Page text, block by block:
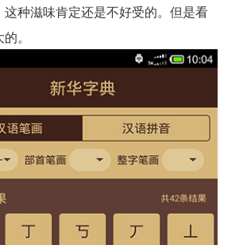
种滋味肯定还是不好受的。但是看
。